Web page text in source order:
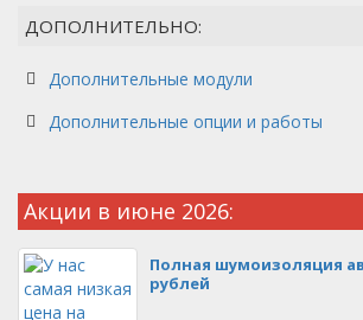
ДОПОЛНИТЕЛЬНО:
Дополнительные модули
Дополнительные опции и работы
Акции в июне 2026:
Полная шумоизоляция
рублей